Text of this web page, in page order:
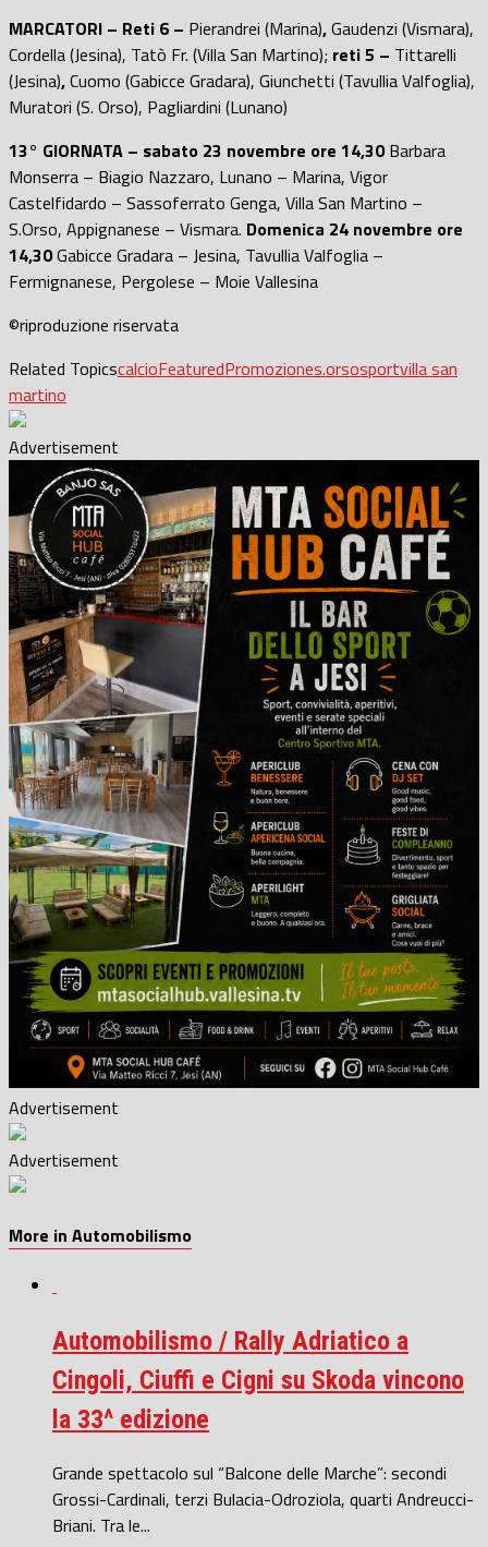
MARCATORI – Reti 6 – Pierandrei (Marina),Gaudenzi (Vismara),
Cordella (Jesina), Tatò Fr. (Villa San Martino); reti 5 – Tittarelli
(Jesina),Cuomo (Gabicce Gradara), Giunchetti (Tavullia Valfoglia),
Muratori (S. Orso), Pagliardini (Lunano)
13° GIORNATA – sabato 23 novembre ore 14,30Barbara
Monserra – Biagio Nazzaro, Lunano – Marina, Vigor
Castelfidardo – Sassoferrato Genga, Villa San Martino –
S.Orso, Appignanese – Vismara. Domenica 24 novembre ore
14,30Gabicce Gradara – Jesina, Tavullia Valfoglia –
Fermignanese, Pergolese – Moie Vallesina
©riproduzione riservata
Related TopicscalcioFeaturedPromoziones.orsosportvilla san
martino
Advertisement
Advertisement
Advertisement
More in Automobilismo
Automobilismo / Rally Adriatico a
Cingoli, Ciuffi e Cigni su Skoda vincono
la 33^ edizione
Grande spettacolo sul “Balcone delle Marche”: secondi
Grossi-Cardinali, terzi Bulacia-Odroziola, quarti Andreucci-
Briani. Tra le...